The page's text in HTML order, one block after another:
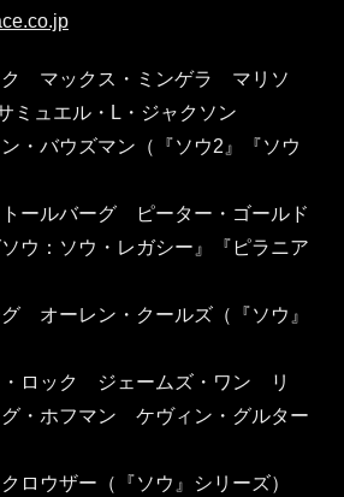
ク マックス・ミンゲラ マリソ
ュエル・L・ジャクソン
・バウズマン（『ソウ2』『ソウ
ールバーグ ピーター・ゴールド
ウ：ソウ・レガシー』『ピラニア
オーレン・クールズ（『ソウ』
・ロック ジェームズ・ワン リ
・ホフマン ケヴィン・グルター
ロウザー（『ソウ』シリーズ）